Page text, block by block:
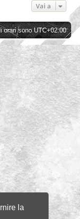
la
Vai a
orari sonoUTC+02:00